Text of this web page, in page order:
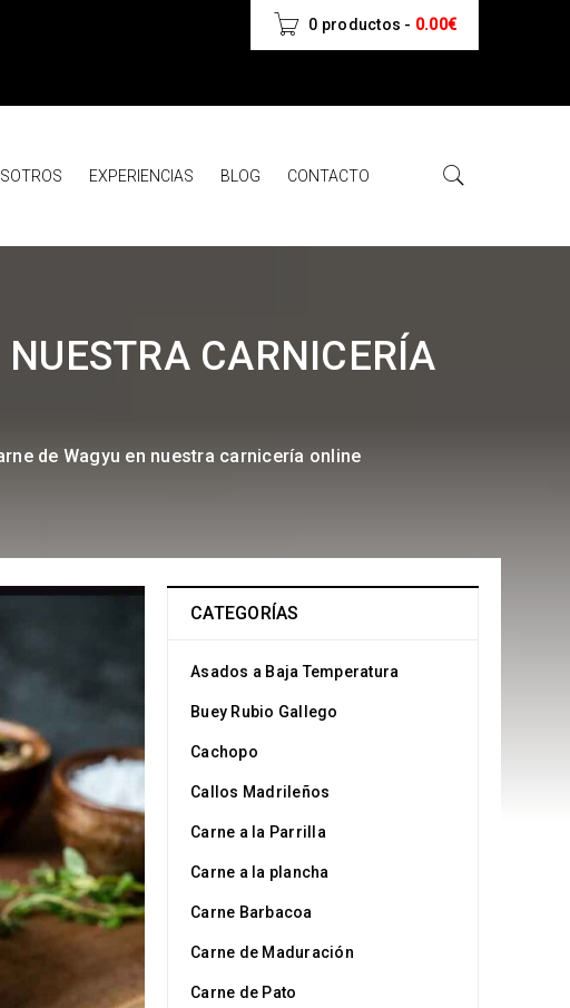
0 productos - 0.00€
EXPERIENCIAS BLOG CONTACTO
CARNICERÍA
de Wagyu en nuestra carnicería online
CATEGORÍAS
Asados a Baja Temperatura
Buey Rubio Gallego
Cachopo
Callos Madrileños
Carne a la Parrilla
Carne a la plancha
Carne Barbacoa
Carne de Maduración
Carne de Pato